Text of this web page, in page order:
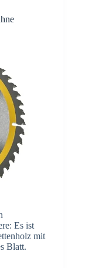
Es ist
mit
Blatt.